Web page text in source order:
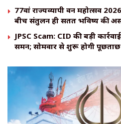
77वां राज्यव्यापी वन महोत्सव
बीच संतुलन ही सतत भविष्य की
JPSC Scam: CID की बड़ी
समन; सोमवार से शुरू होगी पूछताछ